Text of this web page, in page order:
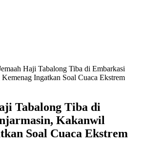
Haji Tabalong Tiba di Embarkasi
Ingatkan Soal Cuaca Ekstrem
Tabalong Tiba di
Kakanwil
Soal Cuaca Ekstrem